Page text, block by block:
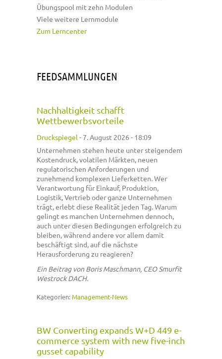
Übungspool mit zehn Modulen
Viele weitere Lernmodule
Zum Lerncenter
FEEDSAMMLUNGEN
Nachhaltigkeit schafft
Wettbewerbsvorteile
Druckspiegel - 7. August 2026 - 18:09
Unternehmen stehen heute unter steigendem
Kostendruck, volatilen Märkten, neuen
regulatorischen Anforderungen und
zunehmend komplexen Lieferketten. Wer
Verantwortung für Einkauf, Produktion,
Logistik, Vertrieb oder ganze Unternehmen
trägt, erlebt diese Realität jeden Tag. Warum
gelingt es manchen Unternehmen dennoch,
auch unter diesen Bedingungen erfolgreich zu
bleiben, während andere vor allem damit
beschäftigt sind, auf die nächste
Herausforderung zu reagieren?
Ein Beitrag von Boris Maschmann, CEO Smurfit
Westrock DACH.
Kategorien: Management-News
BW Converting expands W+D 449 e-
commerce system with new five-inch
gusset capability